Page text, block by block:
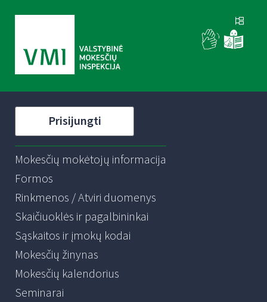
Prisijungti
Mokesčių mokėtojų informacija
Formos
Rinkmenos / Atviri duomenys
Skaičiuoklės ir pagalbininkai
Sąskaitos ir įmokų kodai
Mokesčių žinynas
Mokesčių kalendorius
Seminarai